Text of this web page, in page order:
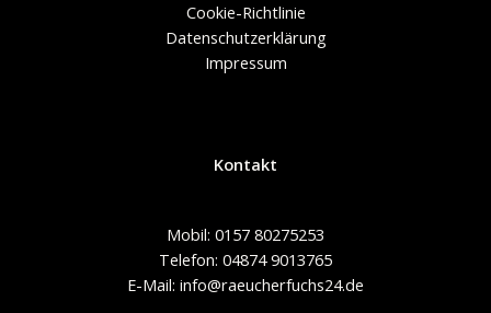
Cookie-Richtlinie
Datenschutzerklärung
Impressum
Kontakt
Mobil: 0157 80275253
Telefon: 04874 9013765
E-Mail: info@raeucherfuchs24.de